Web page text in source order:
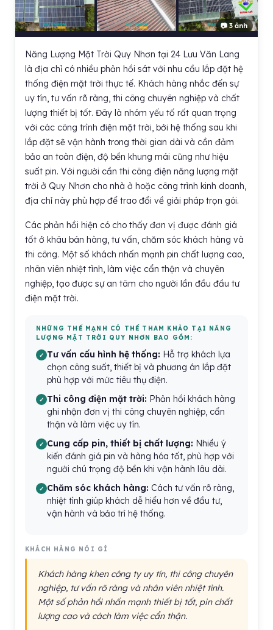
📷 3 ảnh
Năng Lượng Mặt Trời Quy Nhơn tại 24 Lưu Văn Lang
là địa chỉ có nhiều phản hồi sát với nhu cầu lắp đặt hệ
thống điện mặt trời thực tế. Khách hàng nhắc đến sự
uy tín, tư vấn rõ ràng, thi công chuyên nghiệp và chất
lượng thiết bị tốt. Đây là nhóm yếu tố rất quan trọng
với các công trình điện mặt trời, bởi hệ thống sau khi
lắp đặt sẽ vận hành trong thời gian dài và cần đảm
bảo an toàn điện, độ bền khung mái cũng như hiệu
suất pin. Với người cần thi công điện năng lượng mặt
trời ở Quy Nhơn cho nhà ở hoặc công trình kinh doanh,
địa chỉ này phù hợp để trao đổi về giải pháp trọn gói.
Các phản hồi hiện có cho thấy đơn vị được đánh giá
tốt ở khâu bán hàng, tư vấn, chăm sóc khách hàng và
thi công. Một số khách nhấn mạnh pin chất lượng cao,
nhân viên nhiệt tình, làm việc cẩn thận và chuyên
nghiệp, tạo được sự an tâm cho người lần đầu đầu tư
điện mặt trời.
NHỮNG THẾ MẠNH CÓ THỂ THAM KHẢO TẠI NĂNG
LƯỢNG MẶT TRỜI QUY NHƠN BAO GỒM:
Tư vấn cấu hình hệ thống: Hỗ trợ khách lựa
chọn công suất, thiết bị và phương án lắp đặt
phù hợp với mức tiêu thụ điện.
Thi công điện mặt trời: Phản hồi khách hàng
ghi nhận đơn vị thi công chuyên nghiệp, cẩn
thận và làm việc uy tín.
Cung cấp pin, thiết bị chất lượng: Nhiều ý
kiến đánh giá pin và hàng hóa tốt, phù hợp với
người chú trọng độ bền khi vận hành lâu dài.
Chăm sóc khách hàng: Cách tư vấn rõ ràng,
nhiệt tình giúp khách dễ hiểu hơn về đầu tư,
vận hành và bảo trì hệ thống.
KHÁCH HÀNG NÓI GÌ
Khách hàng khen công ty uy tín, thi công chuyên
nghiệp, tư vấn rõ ràng và nhân viên nhiệt tình.
Một số phản hồi nhấn mạnh thiết bị tốt, pin chất
lượng cao và cách làm việc cẩn thận.